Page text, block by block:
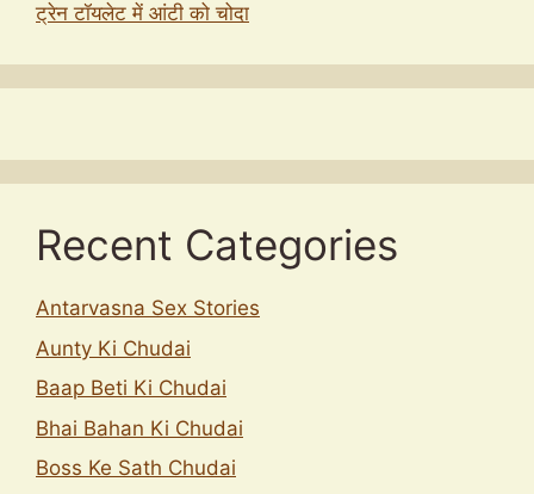
ट्रेन टॉयलेट में आंटी को चोदा
Recent Categories
Antarvasna Sex Stories
Aunty Ki Chudai
Baap Beti Ki Chudai
Bhai Bahan Ki Chudai
Boss Ke Sath Chudai